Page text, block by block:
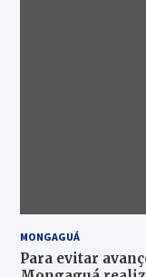
MONGAGUÁ
Para evitar